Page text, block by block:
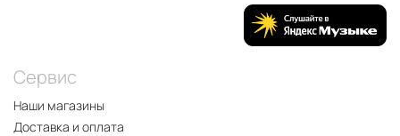
Сервис
Наши магазины
Доставка и оплата